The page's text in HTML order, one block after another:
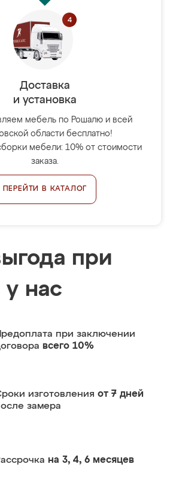
Доставка
и установка
мебель по Рошалю и всей
области бесплатно!
мебели: 10% от стоимости
заказа.
ПЕРЕЙТИ В КАТАЛОГ
при
у нас
при заключении
всего 10%
изготовления от 7 дней
замера
на 3, 4, 6 месяцев